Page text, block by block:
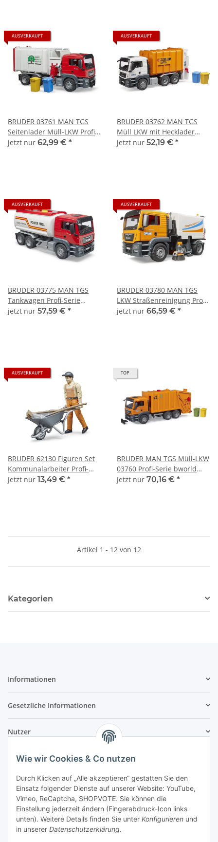
Wie wir Cookies & Co nutzen
Durch Klicken auf „Alle akzeptieren“ gestatten Sie den
Einsatz folgender Dienste auf unserer Website: YouTube,
Vimeo, ReCaptcha, SHOPVOTE. Sie können die
Einstellung jederzeit ändern (Fingerabdruck-Icon links
unten). Weitere Details finden Sie unter Konfigurieren und
in unserer Datenschutzerklärung.
AUSVERKAUFT
BRUDER 03761 MAN TGS
Seitenlader Müll-LKW Profi-
Serie bworld 1:16
jetzt nur 62,99 € *
AUSVERKAUFT
BRUDER 03762 MAN TGS
Müll LKW mit Hecklader
orange Profi-Serie bworld
jetzt nur 52,19 € *
AUSVERKAUFT
BRUDER 03775 MAN TGS
Tankwagen Profi-Serie
bworld 1:16
jetzt nur 57,59 € *
AUSVERKAUFT
BRUDER 03780 MAN TGS
LKW Straßenreinigung Profi-
Serie bworld 1:16
jetzt nur 66,59 € *
AUSVERKAUFT
BRUDER 62130 Figuren Set
Kommunalarbeiter Profi-
Serie bworld 1:16
jetzt nur 13,49 € *
TOP
BRUDER MAN TGS Müll-LKW
03760 Profi-Serie bworld
1:16
jetzt nur 70,16 € *
Artikel 1 - 12 von 12
Kategorien
Informationen
Gesetzliche Informationen
Nutzer